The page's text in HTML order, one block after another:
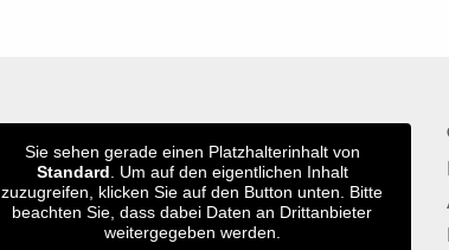
Sie sehen gerade einen Platzhalterinhalt von
Standard . Um auf den eigentlichen Inhalt
zuzugreifen, klicken Sie auf den Button unten. Bitte
beachten Sie, dass dabei Daten an Drittanbieter
weitergegeben werden.